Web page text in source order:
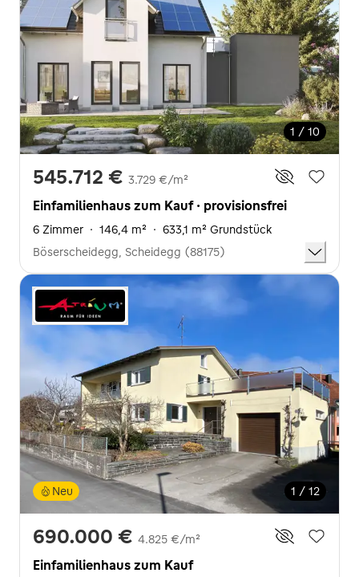
1 / 10
545.712 € 3.729 €/m²
Einfamilienhaus zum Kauf · provisionsfrei
6 Zimmer · 146,4 m² · 633,1 m² Grundstück
Böserscheidegg, Scheidegg (88175)
1 / 12
Neu
690.000 € 4.825 €/m²
Einfamilienhaus zum Kauf